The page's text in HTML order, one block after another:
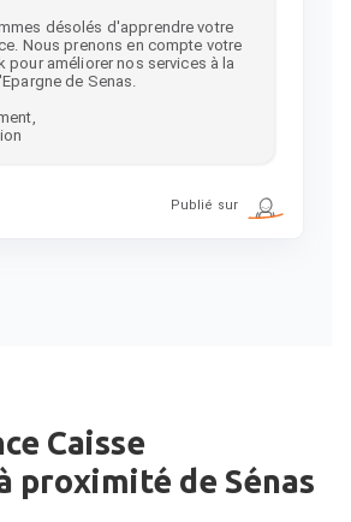
Caisse
proximité de Sénas